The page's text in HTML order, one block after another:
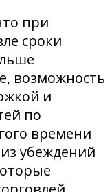
при
сроки
возможность
и
по
времени
убеждений